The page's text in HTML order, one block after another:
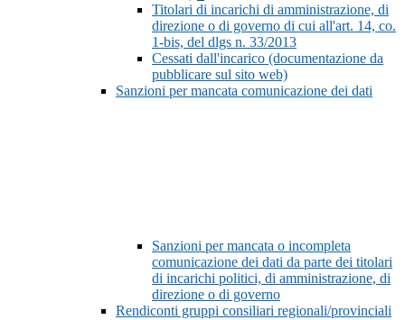
Titolari di incarichi di amministrazione, di
direzione o di governo di cui all'art. 14, co.
1-bis, del dlgs n. 33/2013
Cessati dall'incarico (documentazione da
pubblicare sul sito web)
Sanzioni per mancata comunicazione dei dati
Sanzioni per mancata o incompleta
comunicazione dei dati da parte dei titolari
di incarichi politici, di amministrazione, di
direzione o di governo
Rendiconti gruppi consiliari regionali/provinciali